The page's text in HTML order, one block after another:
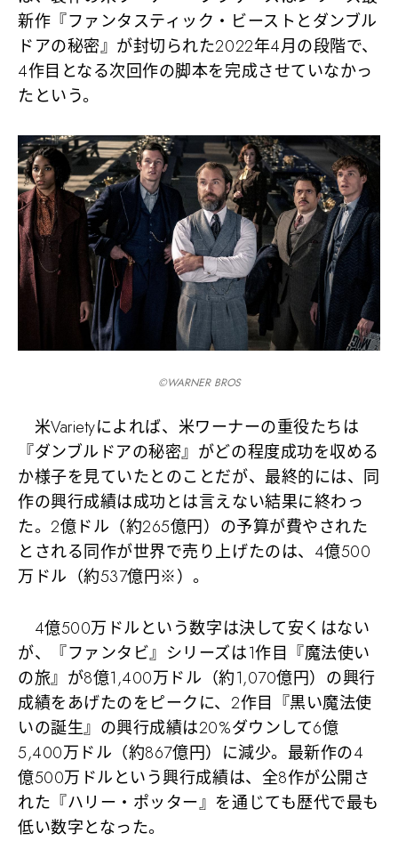
新作『ファンタスティック・ビーストとダンブル
ドアの秘密』が封切られた2022年4月の段階で、
4作目となる次回作の脚本を完成させていなかっ
たという。
©️WARNER BROS
米Varietyによれば、米ワーナーの重役たちは
『ダンブルドアの秘密』がどの程度成功を収める
か様子を見ていたとのことだが、最終的には、同
作の興行成績は成功とは言えない結果に終わっ
た。2億ドル（約265億円）の予算が費やされた
とされる同作が世界で売り上げたのは、4億500
万ドル（約537億円※）。
4億500万ドルという数字は決して安くはない
が、『ファンタビ』シリーズは1作目『魔法使い
の旅』が8億1,400万ドル（約1,070億円）の興行
成績をあげたのをピークに、2作目『黒い魔法使
いの誕生』の興行成績は20%ダウンして6億
5,400万ドル（約867億円）に減少。最新作の4
億500万ドルという興行成績は、全8作が公開さ
れた『ハリー・ポッター』を通じても歴代で最も
低い数字となった。